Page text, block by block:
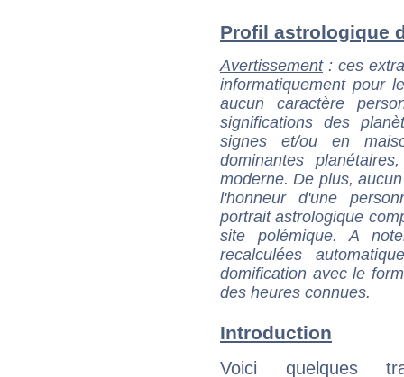
Profil astrologique
Avertissement: ces
informatiquement pour
aucun caractère
significations des
signes et/ou en
dominantes
moderne. De plus,
l'honneur d'une
portrait astrologique
site polémique. A
recalculées
domification avec le
des heures connues.
Introduction
Voici quelques